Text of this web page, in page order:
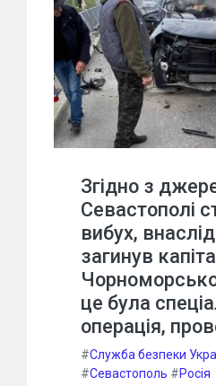
Згідно з
Севастополі
вибух,
загинув
це була
операція,
#Служба безпеки
#Севастополь #Росія